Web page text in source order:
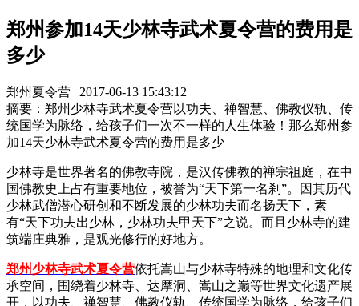
郑州参加14天少林寺武术夏令营的费用是
多少
郑州夏令营 | 2017-06-13 15:43:12
摘要： 郑州少林寺武术夏令营以功夫、禅智慧、佛教仪轨、传
统国学为脉络，给孩子们一次不一样的人生体验！那么郑州参
加14天少林寺武术夏令营的费用是多少
少林寺是世界著名的佛教寺院，是汉传佛教的禅宗祖庭，在中
国佛教史上占有重要地位，被誉为“天下第一名刹”。因其历代
少林武僧潜心研创和不断发展的少林功夫而名扬天下，素
有“天下功夫出少林，少林功夫甲天下”之说。而且少林寺的建
筑端庄典雅，是观光修行的好地方。
郑州少林寺武术夏令营依托嵩山与少林寺特殊的地理和文化传
承空间，围绕着少林寺、达摩洞、嵩山之巅等世界文化遗产展
开，以功夫、禅智慧、佛教仪轨、传统国学为脉络，给孩子们